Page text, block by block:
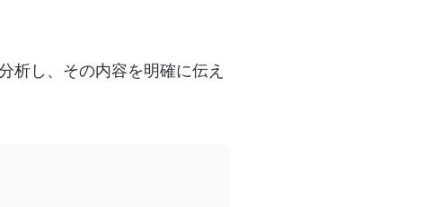
析し、その内容を明確に伝え